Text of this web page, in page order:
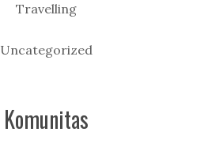
Travelling
Uncategorized
Komunitas